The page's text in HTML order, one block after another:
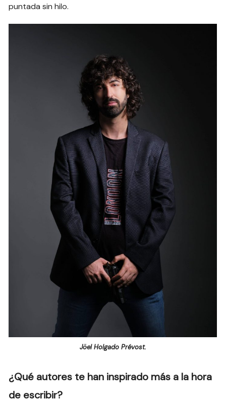
puntada sin hilo.
Jöel Holgado Prévost.
¿Qué autores te han inspirado más a la hora
de escribir?